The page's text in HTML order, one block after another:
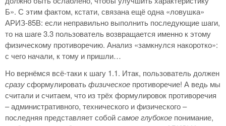
Б». С этим фактом, кстати, связана ещё одна «ловушка»
АРИЗ-85В: если неправильно выполнить последующие шаги,
то на шаге 3.3 пользователь возвращается именно к этому
физическому противоречию. Анализ «замкнулся накоротко»:
с чего начали, к тому и пришли…
Но вернёмся всё-таки к шагу 1.1. Итак, пользователь должен
сразусформулироватьфизическое противоречие! А ведь мы
считали и считаем, что из трёх формулировок противоречия
– административного, технического и физического –
последняя представляет собойсамое глубокое понимание,